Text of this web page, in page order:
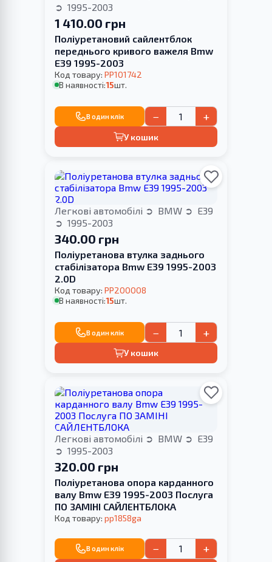
1995-2003
1 410.00 грн
Поліуретановий сайлентблок
переднього кривого важеля Bmw
E39 1995-2003
Код товару: PP101742
В наявності:15шт.
В один клік − +
У кошик
Легкові автомобілі BMW
E39
1995-2003
340.00 грн
Поліуретанова втулка заднього
стабілізатора Bmw E39 1995-2003
2.0D
Код товару: PP200008
В наявності:15шт.
В один клік − +
У кошик
Легкові автомобілі BMW
E39
1995-2003
320.00 грн
Поліуретанова опора карданного
валу Bmw E39 1995-2003 Послуга
ПО ЗАМІНІ САЙЛЕНТБЛОКА
Код товару: pp1858ga
В один клік − +